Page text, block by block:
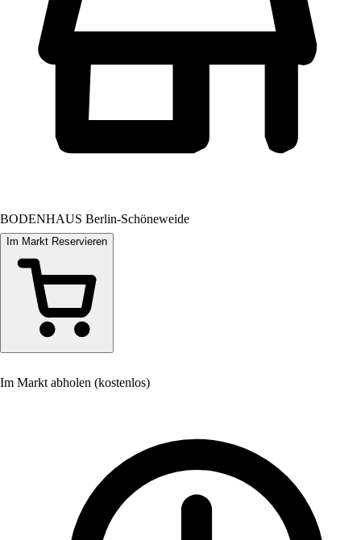
BODENHAUS Berlin-Schöneweide
Im Markt Reservieren
Im Markt abholen (kostenlos)